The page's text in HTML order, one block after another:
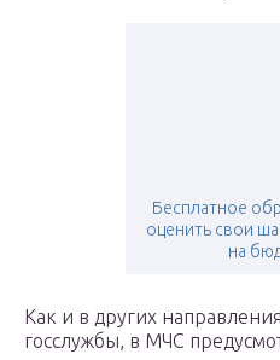
Бесплатное
оценить свои
на
Как и в других
госслужбы, в МЧС